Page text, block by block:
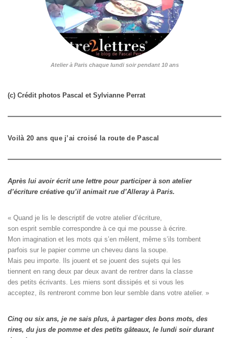
Atelier à Paris chaque lundi soir pendant 10 ans
(c) Crédit photos Pascal et Sylvianne Perrat
Voilà 20 ans que j’ai croisé la route de Pascal
Après lui avoir écrit une lettre pour participer à son atelier
d’écriture créative qu’il animait rue d’Alleray à Paris.
« Quand je lis le descriptif de votre atelier d’écriture,
son esprit semble correspondre à ce qui me pousse à écrire.
Mon imagination et les mots qui s’en mêlent, même s’ils tombent
parfois sur le papier comme un cheveu dans la soupe.
Mais peu importe. Ils jouent et se jouent des sujets qui les
tiennent en rang deux par deux avant de rentrer dans la classe
des petits écrivants. Les miens sont dissipés et si vous les
acceptez, ils rentreront comme bon leur semble dans votre atelier. »
Cinq ou six ans, je ne sais plus, à partager des bons mots, des
rires, du jus de pomme et des petits gâteaux, le lundi soir durant